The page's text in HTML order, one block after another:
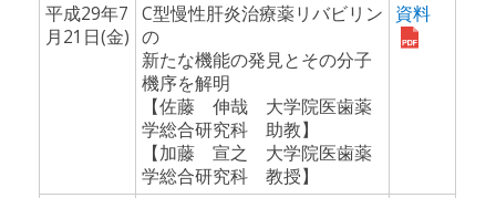
平成29年7
月21日(金)
C型慢性肝炎治療薬リバビリン
の
新たな機能の発見とその分子
機序を解明
【佐藤 伸哉 大学院医歯薬
学総合研究科 助教】
【加藤 宣之 大学院医歯薬
学総合研究科 教授】
資料